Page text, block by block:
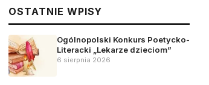
OSTATNIE WPISY
Ogólnopolski Konkurs Poetycko-
Literacki „Lekarze dzieciom”
6 sierpnia 2026